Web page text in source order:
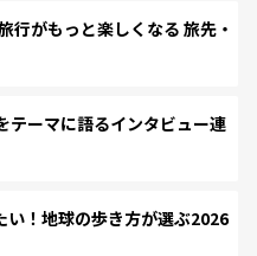
がもっと楽しくなる 旅先・
テーマに語るインタビュー連
い！地球の歩き方が選ぶ2026